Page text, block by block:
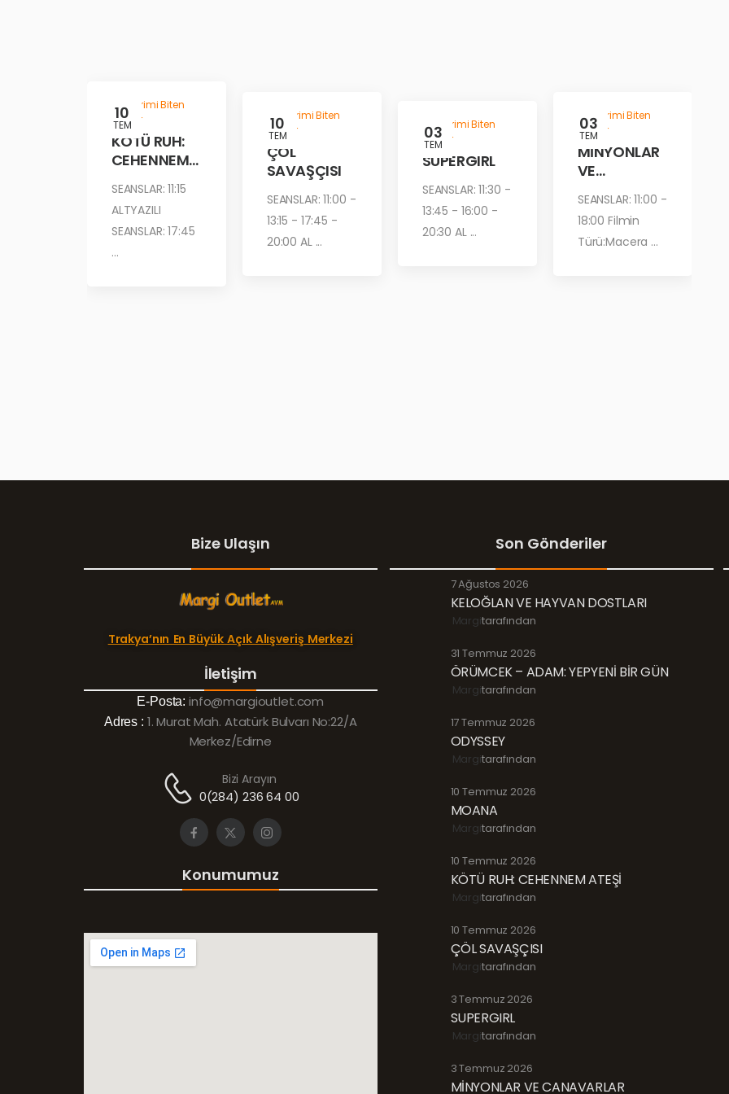
10
TEM
Gösterimi Biten
Filmler
KÖTÜ RUH:
CEHENNEM
SEANSLAR: 11:15
ALTYAZILI
SEANSLAR: 17:45
...
10
TEM
Gösterimi Biten
Filmler
ÇÖL
SAVAŞÇISI
SEANSLAR: 11:00 -
13:15 - 17:45 -
20:00 AL ...
03
TEM
Gösterimi Biten
Filmler
SUPERGIRL
SEANSLAR: 11:30 -
13:45 - 16:00 -
20:30 AL ...
03
TEM
Gösterimi Biten
Filmler
MİNYONLAR
VE
R
SEANSLAR: 11:00 -
18:00 Filmin
Türü:Macera ...
Bize Ulaşın
Trakya’nın En Büyük Açık Alışveriş Merkezi
İletişim
E-Posta: info@margioutlet.com
Adres : 1. Murat Mah. Atatürk Bulvarı No:22/A
Merkez/Edirne
Bizi Arayın
0(284) 236 64 00
Konumumuz
Son Gönderiler
7 Ağustos 2026
KELOĞLAN VE HAYVAN DOSTLARI
Margitarafından
31 Temmuz 2026
ÖRÜMCEK – ADAM: YEPYENİ BİR GÜN
Margitarafından
17 Temmuz 2026
ODYSSEY
Margitarafından
10 Temmuz 2026
MOANA
Margitarafından
10 Temmuz 2026
KÖTÜ RUH: CEHENNEM ATEŞİ
Margitarafından
10 Temmuz 2026
ÇÖL SAVAŞÇISI
Margitarafından
3 Temmuz 2026
SUPERGIRL
Margitarafından
3 Temmuz 2026
MİNYONLAR VE CANAVARLAR